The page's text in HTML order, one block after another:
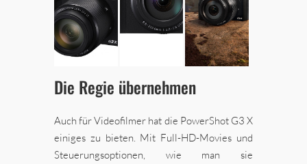
Die Regie übernehmen
Auch für Videofilmer hat die PowerShot G3 X
einiges zu bieten. Mit Full-HD-Movies und
Steuerungsoptionen, wie man sie